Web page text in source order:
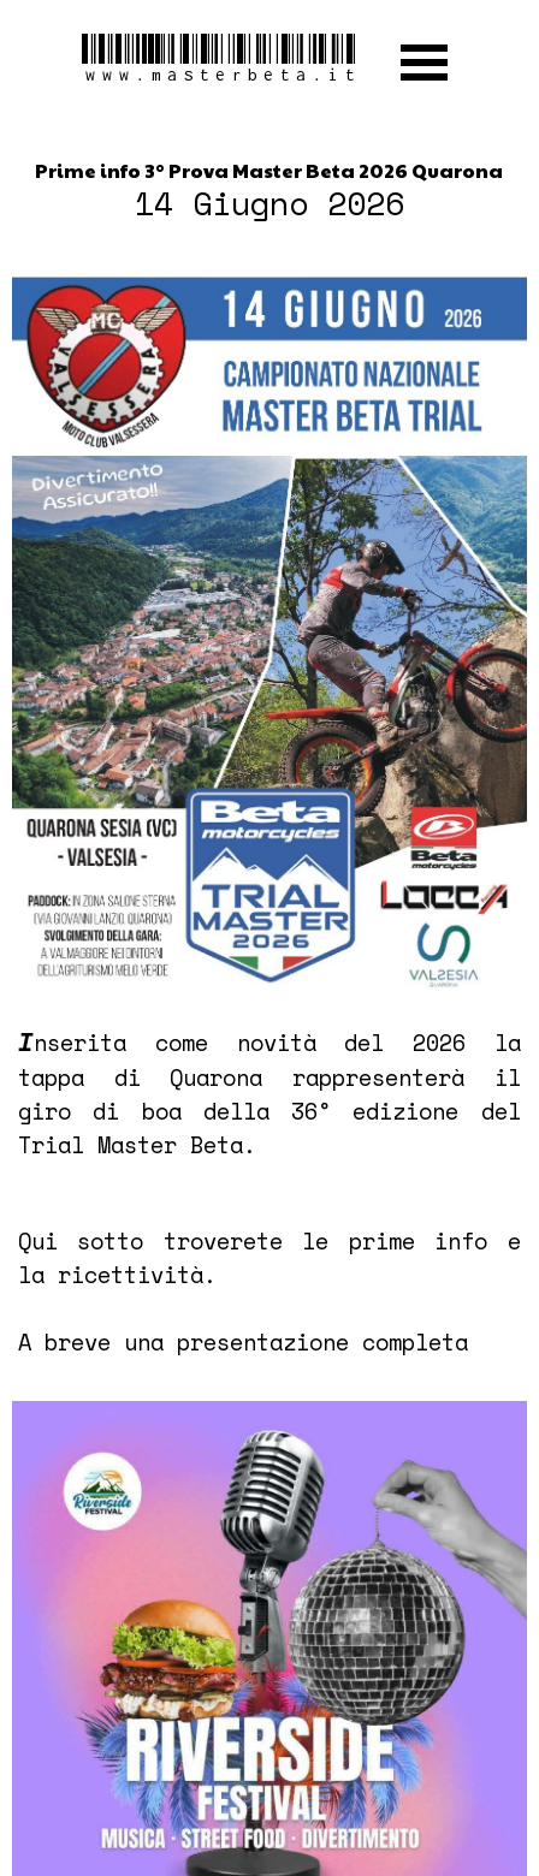
www.masterbeta.it
Prime info 3° Prova Master Beta 2026 Quarona
14 Giugno 2026
Inserita come novità del 2026 la
tappa di Quarona rappresenterà il
giro di boa della 36° edizione del
Trial Master Beta.
Qui sotto troverete le prime info e
la ricettività.
A breve una presentazione completa